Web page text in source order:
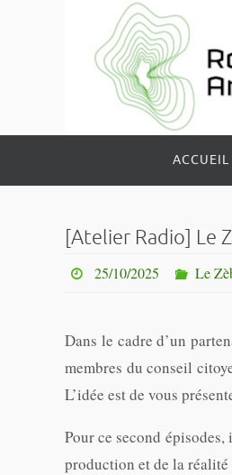
le
ACCUEIL
[Atelier Radio] Le
25/10/2025 Le
Dans le cadre d’un
membres du conseil
L’idée est de vous
Pour ce second
production et de la réalité